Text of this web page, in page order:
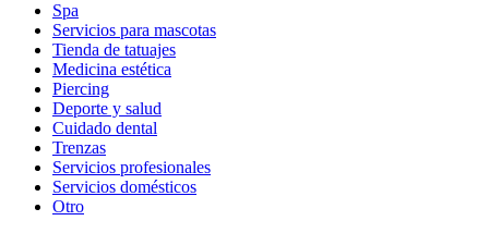
Spa
Servicios para mascotas
Tienda de tatuajes
Medicina estética
Piercing
Deporte y salud
Cuidado dental
Trenzas
Servicios profesionales
Servicios domésticos
Otro